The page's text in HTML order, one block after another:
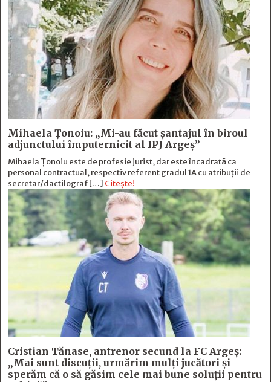
Mihaela Ţonoiu: „Mi-au făcut şantajul în biroul
adjunctului împuternicit al IPJ Argeş”
Mihaela Ţonoiu este de profesie jurist, dar este încadrată ca
personal contractual, respectiv referent gradul 1A cu atribuții de
secretar/dactilograf […] Citește!
Cristian Tănase, antrenor secund la FC Argeş:
„Mai sunt discuţii, urmărim mulţi jucători şi
sperăm că o să găsim cele mai bune soluţii pentru